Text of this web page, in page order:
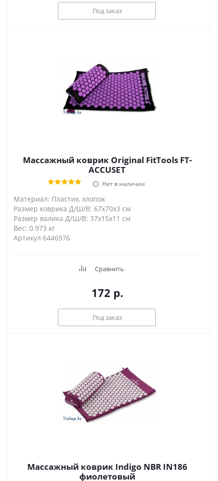
Под заказ
Массажный коврик Original FitTools FT-
ACCUSET
Нет в наличии
Материал: Пластик, хлопок
Размер коврика Д/Ш/В: 67х70х3 см
Размер валика Д/Ш/В: 37х15х11 см
Вес: 0.973 кг
Артикул 6446976
Сравнить
172 р.
Под заказ
Массажный коврик Indigo NBR IN186
фиолетовый